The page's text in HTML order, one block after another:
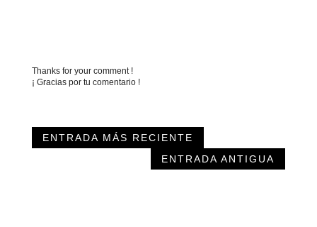
Thanks for your comment !
¡ Gracias por tu comentario !
ENTRADA MÁS RECIENTE
ENTRADA ANTIGUA